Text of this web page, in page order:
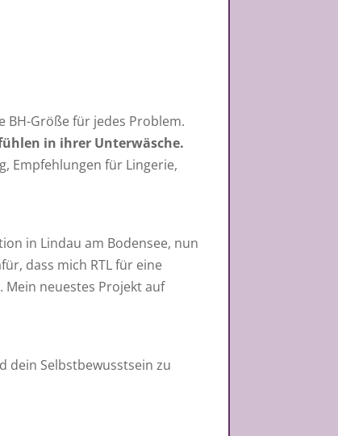
BH-Größe für jedes Problem.
in ihrer Unterwäsche.
Empfehlungen für Lingerie,
in Lindau am Bodensee, nun
dass mich RTL für eine
Mein neuestes Projekt auf
dein Selbstbewusstsein zu